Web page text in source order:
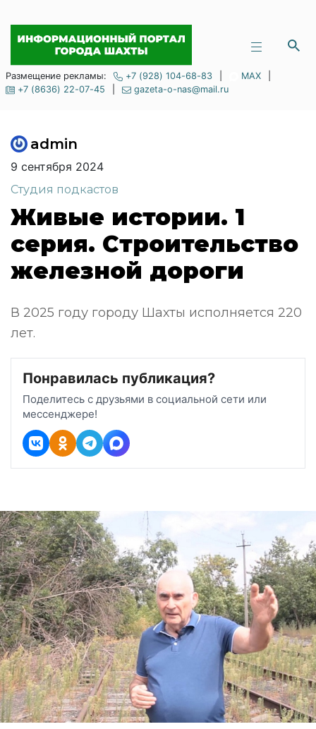
Размещение рекламы: +7 (928) 104-68-83 MAX
+7 (8636) 22-07-45
gazeta-o-nas@mail.ru
admin
9 сентября 2024
Студия подкастов
Живые истории. 1
серия. Строительство
железной дороги
В 2025 году городу Шахты исполняется 220
лет.
Понравилась публикация?
Поделитесь с друзьями в социальной сети или
мессенджере!